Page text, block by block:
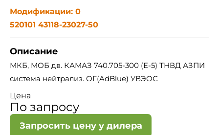
Модификации: 0
520101 43118-23027-50
Описание
МКБ, МОБ дв. КАМАЗ 740.705-300 (Е-5) ТНВД АЗПИ
система нейтрализ. ОГ(AdBlue) УВЭОС
Цена
По запросу
Запросить цену у дилера